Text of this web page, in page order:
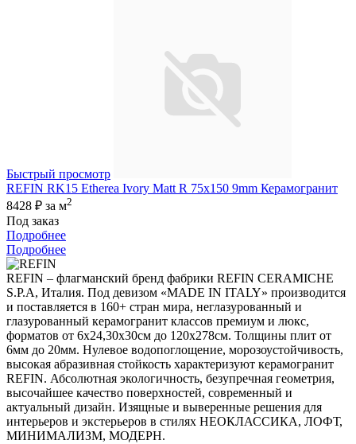
Быстрый просмотр
REFIN RK15 Etherea Ivory Matt R 75x150 9mm Керамогранит
8428 ₽ за м2
Под заказ
Подробнее
Подробнее
REFIN – флагманский бренд фабрики REFIN CERAMICHE
S.P.A, Италия. Под девизом «MADE IN ITALY» производится
и поставляется в 160+ стран мира, неглазурованный и
глазурованный керамогранит классов премиум и люкс,
форматов от 6х24,30х30см до 120х278см. Толщины плит от
6мм до 20мм. Нулевое водопоглощение, морозоустойчивость,
высокая абразивная стойкость характеризуют керамогранит
REFIN. Абсолютная экологичность, безупречная геометрия,
высочайшее качество поверхностей, современный и
актуальный дизайн. Изящные и выверенные решения для
интерьеров и экстерьеров в стилях НЕОКЛАССИКА, ЛОФТ,
МИНИМАЛИЗМ, МОДЕРН.